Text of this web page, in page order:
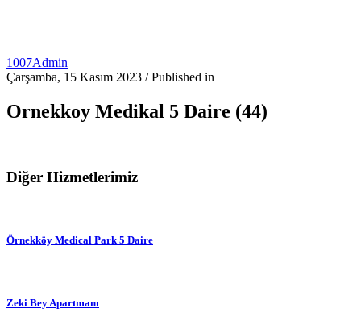
1007Admin
Çarşamba, 15 Kasım 2023 /Published in
Ornekkoy Medikal 5 Daire (44)
Diğer Hizmetlerimiz
Örnekköy Medical Park 5 Daire
Zeki Bey Apartmanı